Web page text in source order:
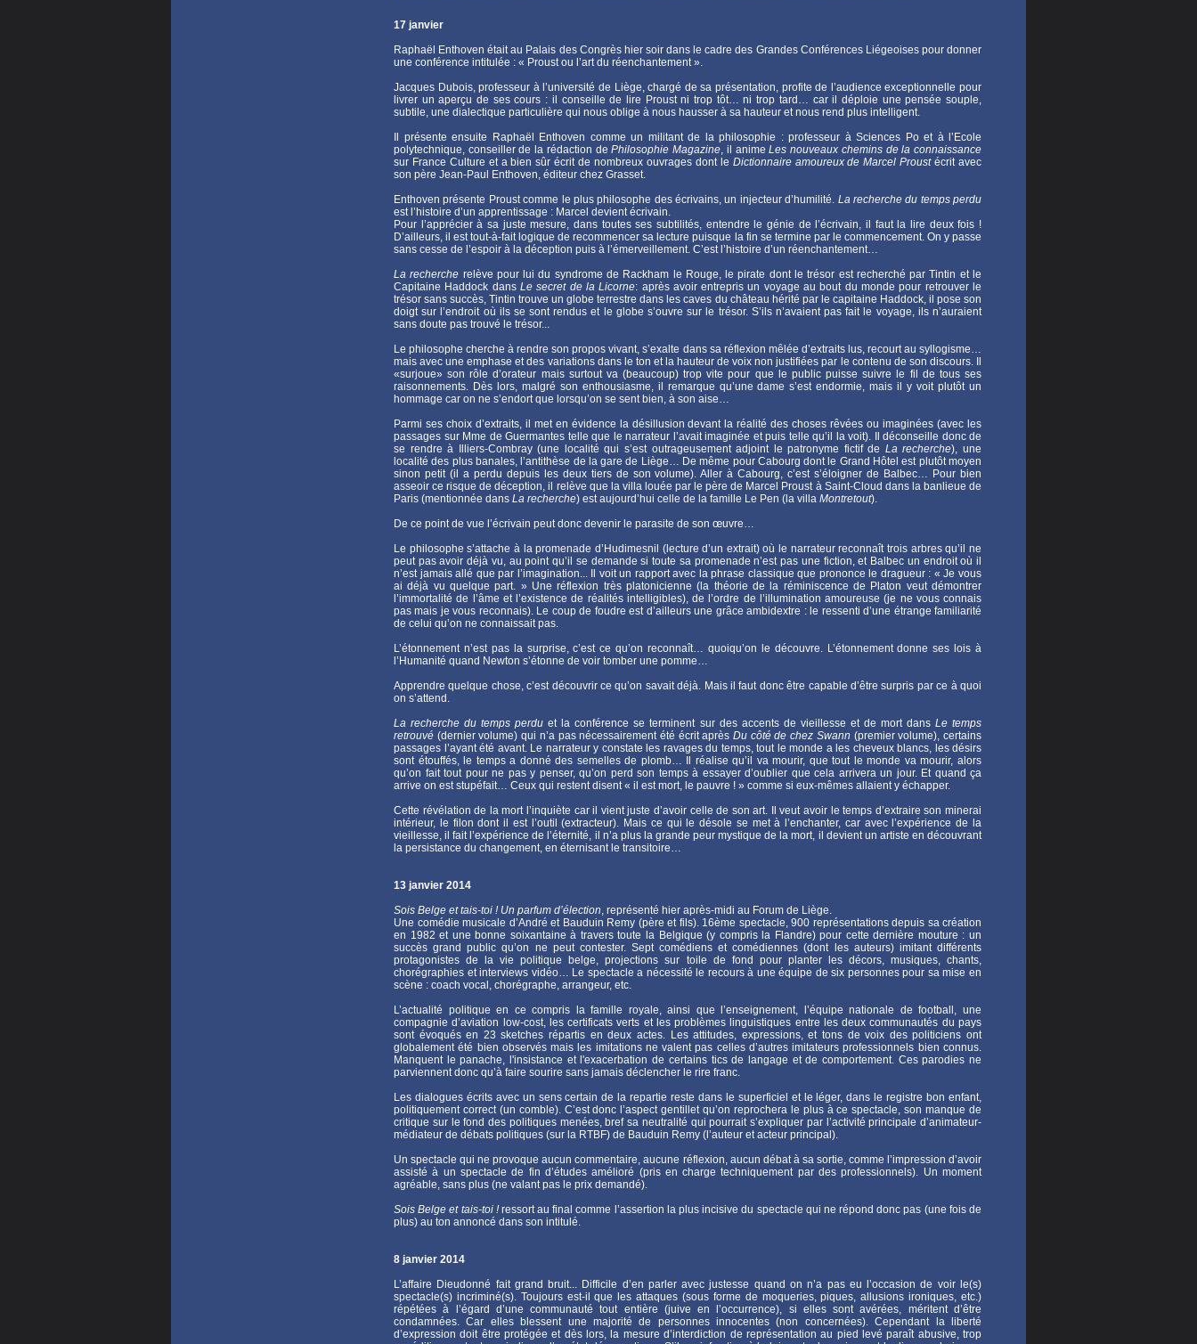
17 janvier
Raphaël Enthoven était au Palais des Congrès hier soir dans le cadre des Grandes Conférences Liégeoises pour donner
une conférence intitulée : « Proust ou l’art du réenchantement ».
Jacques Dubois, professeur à l’université de Liège, chargé de sa présentation, profite de l’audience exceptionnelle pour
livrer un aperçu de ses cours : il conseille de lire Proust ni trop tôt… ni trop tard… car il déploie une pensée souple,
subtile, une dialectique particulière qui nous oblige à nous hausser à sa hauteur et nous rend plus intelligent.
Il présente ensuite Raphaël Enthoven comme un militant de la philosophie : professeur à Sciences Po et à l’Ecole
polytechnique, conseiller de la rédaction dePhilosophie Magazine, il animeLes nouveaux chemins de la connaissance
sur France Culture et a bien sûr écrit de nombreux ouvrages dont le Dictionnaire amoureux de Marcel Proustécrit avec
son père Jean-Paul Enthoven, éditeur chez Grasset.
Enthoven présente Proust comme le plus philosophe des écrivains, un injecteur d’humilité. La recherche du temps perdu
est l’histoire d’un apprentissage : Marcel devient écrivain.
Pour l’apprécier à sa juste mesure, dans toutes ses subtilités, entendre le génie de l’écrivain, il faut la lire deux fois !
D’ailleurs, il est tout-à-fait logique de recommencer sa lecture puisque la fin se termine par le commencement. On y passe
sans cesse de l’espoir à la déception puis à l’émerveillement. C’est l’histoire d’un réenchantement…
La recherche relève pour lui du syndrome de Rackham le Rouge, le pirate dont le trésor est recherché par Tintin et le
Capitaine Haddock dans Le secret de la Licorne: après avoir entrepris un voyage au bout du monde pour retrouver le
trésor sans succès, Tintin trouve un globe terrestre dans les caves du château hérité par le capitaine Haddock, il pose son
doigt sur l’endroit où ils se sont rendus et le globe s’ouvre sur le trésor. S’ils n’avaient pas fait le voyage, ils n’auraient
sans doute pas trouvé le trésor...
Le philosophe cherche à rendre son propos vivant, s’exalte dans sa réflexion mêlée d’extraits lus, recourt au syllogisme…
mais avec une emphase et des variations dans le ton et la hauteur de voix non justifiées par le contenu de son discours. Il
«surjoue» son rôle d’orateur mais surtout va (beaucoup) trop vite pour que le public puisse suivre le fil de tous ses
raisonnements. Dès lors, malgré son enthousiasme, il remarque qu’une dame s’est endormie, mais il y voit plutôt un
hommage car on ne s’endort que lorsqu’on se sent bien, à son aise…
Parmi ses choix d’extraits, il met en évidence la désillusion devant la réalité des choses rêvées ou imaginées (avec les
passages sur Mme de Guermantes telle que le narrateur l’avait imaginée et puis telle qu’il la voit). Il déconseille donc de
se rendre à Illiers-Combray (une localité qui s’est outrageusement adjoint le patronyme fictif de La recherche), une
localité des plus banales, l’antithèse de la gare de Liège… De même pour Cabourg dont le Grand Hôtel est plutôt moyen
sinon petit (il a perdu depuis les deux tiers de son volume). Aller à Cabourg, c’est s’éloigner de Balbec… Pour bien
asseoir ce risque de déception, il relève que la villa louée par le père de Marcel Proust à Saint-Cloud dans la banlieue de
Paris (mentionnée dans La recherche) est aujourd’hui celle de la famille Le Pen (la villa Montretout).
De ce point de vue l’écrivain peut donc devenir le parasite de son œuvre…
Le philosophe s’attache à la promenade d’Hudimesnil (lecture d’un extrait) où le narrateur reconnaît trois arbres qu’il ne
peut pas avoir déjà vu, au point qu’il se demande si toute sa promenade n’est pas une fiction, et Balbec un endroit où il
n’est jamais allé que par l’imagination... Il voit un rapport avec la phrase classique que prononce le dragueur : « Je vous
ai déjà vu quelque part. » Une réflexion très platonicienne (la théorie de la réminiscence de Platon veut démontrer
l’immortalité de l’âme et l’existence de réalités intelligibles), de l’ordre de l’illumination amoureuse (je ne vous connais
pas mais je vous reconnais). Le coup de foudre est d’ailleurs une grâce ambidextre : le ressenti d’une étrange familiarité
de celui qu’on ne connaissait pas.
L’étonnement n’est pas la surprise, c’est ce qu’on reconnaît… quoiqu’on le découvre. L’étonnement donne ses lois à
l’Humanité quand Newton s’étonne de voir tomber une pomme…
Apprendre quelque chose, c’est découvrir ce qu’on savait déjà. Mais il faut donc être capable d’être surpris par ce à quoi
on s’attend.
La recherche du temps perdu et la conférence se terminent sur des accents de vieillesse et de mort dans Le temps
retrouvé (dernier volume) qui n’a pas nécessairement été écrit aprèsDu côté de chez Swann (premier volume), certains
passages l’ayant été avant. Le narrateur y constate les ravages du temps, tout le monde a les cheveux blancs, les désirs
sont étouffés, le temps a donné des semelles de plomb… Il réalise qu’il va mourir, que tout le monde va mourir, alors
qu’on fait tout pour ne pas y penser, qu’on perd son temps à essayer d’oublier que cela arrivera un jour. Et quand ça
arrive on est stupéfait… Ceux qui restent disent « il est mort, le pauvre ! » comme si eux-mêmes allaient y échapper.
Cette révélation de la mort l’inquiète car il vient juste d’avoir celle de son art. Il veut avoir le temps d’extraire son minerai
intérieur, le filon dont il est l’outil (extracteur). Mais ce qui le désole se met à l’enchanter, car avec l’expérience de la
vieillesse, il fait l’expérience de l’éternité, il n’a plus la grande peur mystique de la mort, il devient un artiste en découvrant
la persistance du changement, en éternisant le transitoire…
13 janvier 2014
Sois Belge et tais-toi ! Un parfum d’élection, représenté hier après-midi au Forum de Liège.
Une comédie musicale d’André et Bauduin Remy (père et fils). 16ème spectacle, 900 représentations depuis sa création
en 1982 et une bonne soixantaine à travers toute la Belgique (y compris la Flandre) pour cette dernière mouture : un
succès grand public qu’on ne peut contester. Sept comédiens et comédiennes (dont les auteurs) imitant différents
protagonistes de la vie politique belge, projections sur toile de fond pour planter les décors, musiques, chants,
chorégraphies et interviews vidéo… Le spectacle a nécessité le recours à une équipe de six personnes pour sa mise en
scène : coach vocal, chorégraphe, arrangeur, etc.
L’actualité politique en ce compris la famille royale, ainsi que l’enseignement, l’équipe nationale de football, une
compagnie d’aviation low-cost, les certificats verts et les problèmes linguistiques entre les deux communautés du pays
sont évoqués en 23 sketches répartis en deux actes. Les attitudes, expressions, et tons de voix des politiciens ont
globalement été bien observés mais les imitations ne valent pas celles d’autres imitateurs professionnels bien connus.
Manquent le panache, l'insistance et l'exacerbation de certains tics de langage et de comportement. Ces parodies ne
parviennent donc qu’à faire sourire sans jamais déclencher le rire franc.
Les dialogues écrits avec un sens certain de la repartie reste dans le superficiel et le léger, dans le registre bon enfant,
politiquement correct (un comble). C’est donc l’aspect gentillet qu’on reprochera le plus à ce spectacle, son manque de
critique sur le fond des politiques menées, bref sa neutralité qui pourrait s’expliquer par l’activité principale d’animateur-
médiateur de débats politiques (sur la RTBF) de Bauduin Remy (l’auteur et acteur principal).
Un spectacle qui ne provoque aucun commentaire, aucune réflexion, aucun débat à sa sortie, comme l’impression d’avoir
assisté à un spectacle de fin d’études amélioré (pris en charge techniquement par des professionnels). Un moment
agréable, sans plus (ne valant pas le prix demandé).
Sois Belge et tais-toi !ressort au final comme l’assertion la plus incisive du spectacle qui ne répond donc pas (une fois de
plus) au ton annoncé dans son intitulé.
8 janvier 2014
L’affaire Dieudonné fait grand bruit... Difficile d’en parler avec justesse quand on n’a pas eu l’occasion de voir le(s)
spectacle(s) incriminé(s). Toujours est-il que les attaques (sous forme de moqueries, piques, allusions ironiques, etc.)
répétées à l’égard d’une communauté tout entière (juive en l’occurrence), si elles sont avérées, méritent d’être
condamnées. Car elles blessent une majorité de personnes innocentes (non concernées). Cependant la liberté
d’expression doit être protégée et dès lors, la mesure d’interdiction de représentation au pied levé paraît abusive, trop